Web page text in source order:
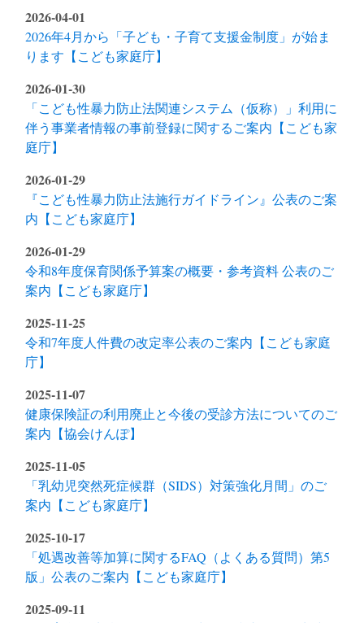
2026-04-01
2026年4月から「子ども・子育て支援金制度」が始ま
ります【こども家庭庁】
2026-01-30
「こども性暴力防止法関連システム（仮称）」利用に
伴う事業者情報の事前登録に関するご案内【こども家
庭庁】
2026-01-29
『こども性暴力防止法施行ガイドライン』公表のご案
内【こども家庭庁】
2026-01-29
令和8年度保育関係予算案の概要・参考資料 公表のご
案内【こども家庭庁】
2025-11-25
令和7年度人件費の改定率公表のご案内【こども家庭
庁】
2025-11-07
健康保険証の利用廃止と今後の受診方法についてのご
案内【協会けんぽ】
2025-11-05
「乳幼児突然死症候群（SIDS）対策強化月間」のご
案内【こども家庭庁】
2025-10-17
「処遇改善等加算に関するFAQ（よくある質問）第5
版」公表のご案内【こども家庭庁】
2025-09-11